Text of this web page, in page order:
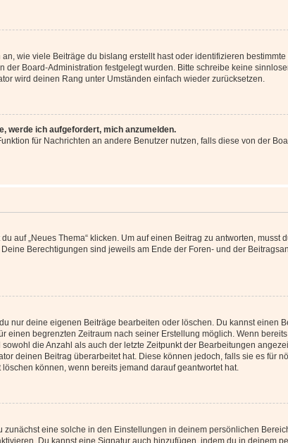
wie viele Beiträge du bislang erstellt hast oder identifizieren
der Board-Administration festgelegt wurden. Bitte schreibe keine
wird deinen Rang unter Umständen einfach wieder zurücksetzen.
werde ich aufgefordert, mich anzumelden.
für Nachrichten an andere Benutzer nutzen, falls diese von der
auf „Neues Thema“ klicken. Um auf einen Beitrag zu antworten, musst
Berechtigungen sind jeweils am Ende der Foren- und der
nur deine eigenen Beiträge bearbeiten oder löschen. Du kannst einen
einen begrenzten Zeitraum nach seiner Erstellung möglich. Wenn
die Anzahl als auch der letzte Zeitpunkt der Bearbeitungen
deinen Beitrag überarbeitet hat. Diese können jedoch, falls sie es für
können, wenn bereits jemand darauf geantwortet hat.
eine solche in den Einstellungen in deinem persönlichen
Du kannst eine Signatur auch hinzufügen, indem du in deinem